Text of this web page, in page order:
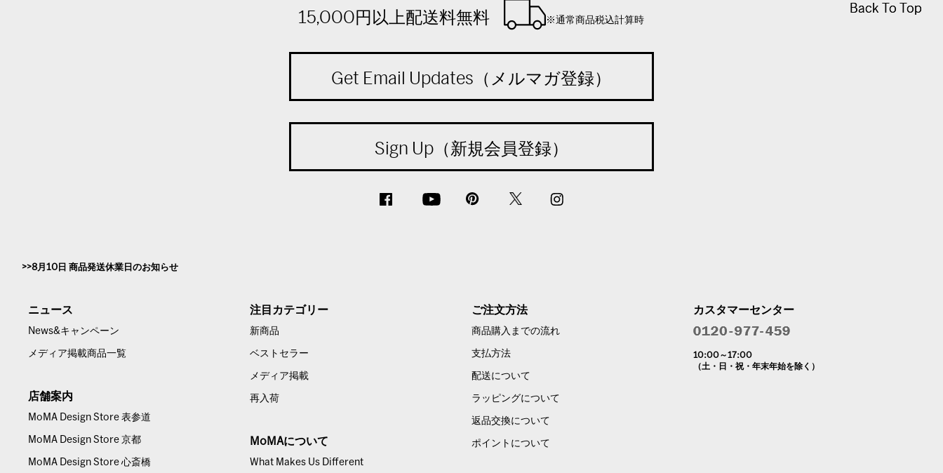
Back To Top
Back To Top
15,000円以上配送料無料 ※通常商品税込計算時
Get Email Updates（メルマガ登録）
Sign Up（新規会員登録）
8月10日 商品発送休業日のお知らせ
ニュース
News&キャンペーン
メディア掲載商品一覧
店舗案内
MoMA Design Store 表参道
MoMA Design Store 京都
MoMA Design Store 心斎橋
注目カテゴリー
新商品
ベストセラー
メディア掲載
再入荷
MoMAについて
What Makes Us Different
ご注文方法
商品購入までの流れ
支払方法
配送について
ラッピングについて
返品交換について
ポイントについて
カスタマーセンター
10:00～17:00
（土・日・祝・年末年始を除く）